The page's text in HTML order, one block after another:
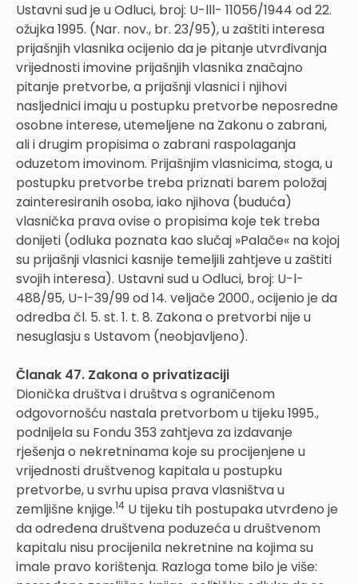
Ustavni sud je u Odluci, broj: U-lll- 11056/1944 od 22.
ožujka 1995. (Nar. nov., br. 23/95), u zaštiti interesa
prijašnjih vlasnika ocijenio da je pitanje utvrđivanja
vrijednosti imovine prijašnjih vlasnika značajno
pitanje pretvorbe, a prijašnji vlasnici i njihovi
nasljednici imaju u postupku pretvorbe neposredne
osobne interese, utemeljene na Zakonu o zabrani,
ali i drugim propisima o zabrani raspolaganja
oduzetom imovinom. Prijašnjim vlasnicima, stoga, u
postupku pretvorbe treba priznati barem položaj
zainteresiranih osoba, iako njihova (buduća)
vlasnička prava ovise o propisima koje tek treba
donijeti (odluka poznata kao slučaj »Palače« na kojoj
su prijašnji vlasnici kasnije temeljili zahtjeve u zaštiti
svojih interesa). Ustavni sud u Odluci, broj: U-l-
488/95, U-l-39/99 od 14. veljače 2000., ocijenio je da
odredba čl. 5. st. 1. t. 8. Zakona o pretvorbi nije u
nesuglasju s Ustavom (neobjavljeno).
Članak 47. Zakona o privatizaciji
Dionička društva i društva s ograničenom
odgovornošću nastala pretvorbom u tijeku 1995.,
podnijela su Fondu 353 zahtjeva za izdavanje
rješenja o nekretninama koje su procijenjene u
vrijednosti društvenog kapitala u postupku
pretvorbe, u svrhu upisa prava vlasništva u
zemljišne knjige.14 U tijeku tih postupaka utvrđeno je
da određena društvena poduzeća u društvenom
kapitalu nisu procijenila nekretnine na kojima su
imale pravo korištenja. Razloga tome bilo je više: